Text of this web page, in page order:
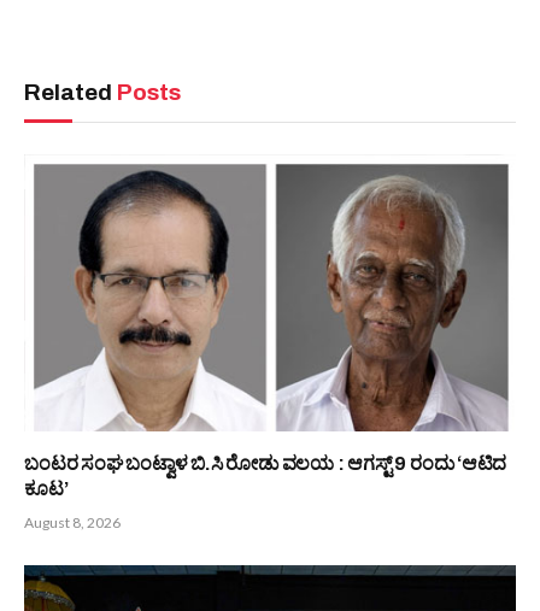
Related Posts
ಬಂಟರ ಸಂಘ ಬಂಟ್ವಾಳ ಬಿ.ಸಿ ರೋಡು ವಲಯ : ಆಗಸ್ಟ್ 9 ರಂದು ‘ಆಟಿದ
ಕೂಟ’
August 8, 2026